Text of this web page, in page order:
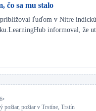
čo sa mu stalo
približoval ľuďom v Nitre
informoval, že
•
požiar, požiar v Trstíne, Trstín